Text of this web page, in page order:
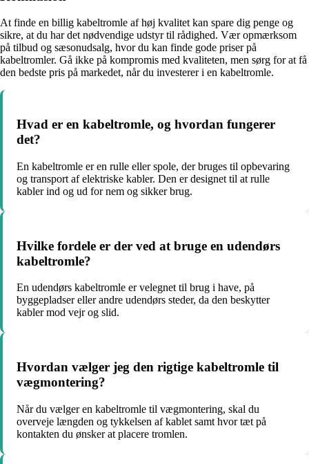
At finde en billig kabeltromle af høj kvalitet kan spare dig penge og
sikre, at du har det nødvendige udstyr til rådighed. Vær opmærksom
på tilbud og sæsonudsalg, hvor du kan finde gode priser på
kabeltromler. Gå ikke på kompromis med kvaliteten, men sørg for at få
den bedste pris på markedet, når du investerer i en kabeltromle.
Hvad er en kabeltromle, og hvordan fungerer
det?
En kabeltromle er en rulle eller spole, der bruges til opbevaring
og transport af elektriske kabler. Den er designet til at rulle
kabler ind og ud for nem og sikker brug.
Hvilke fordele er der ved at bruge en udendørs
kabeltromle?
En udendørs kabeltromle er velegnet til brug i have, på
byggepladser eller andre udendørs steder, da den beskytter
kabler mod vejr og slid.
Hvordan vælger jeg den rigtige kabeltromle til
vægmontering?
Når du vælger en kabeltromle til vægmontering, skal du
overveje længden og tykkelsen af kablet samt hvor tæt på
kontakten du ønsker at placere tromlen.